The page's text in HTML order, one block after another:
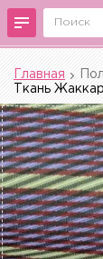
Главная
Ткань